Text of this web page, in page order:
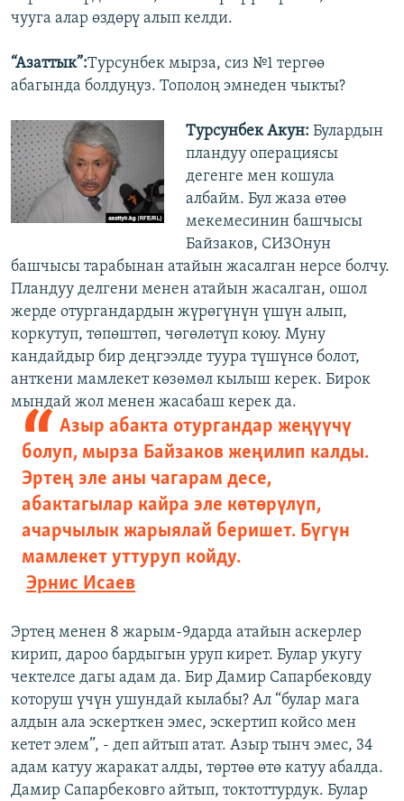
чууга алар өздөрү алып келди.
“Азаттык”:Турсунбек мырза, сиз №1 тергөө
абагында болдуңуз. Тополоң эмнеден чыкты?
Турсунбек Акун: Булардын
пландуу операциясы
дегенге мен кошула
албайм. Бул жаза өтөө
мекемесинин башчысы
Байзаков, СИЗОнун
башчысы тарабынан атайын жасалган нерсе болчу.
Пландуу делгени менен атайын жасалган, ошол
жерде отургандардын жүрөгүнүн үшүн алып,
коркутуп, төпөштөп, чөгөлөтүп коюу. Муну
кандайдыр бир деңгээлде туура түшүнсө болот,
анткени мамлекет көзөмөл кылыш керек. Бирок
мындай жол менен жасабаш керек да.
Азыр абакта отургандар жеңүүчү
болуп, мырза Байзаков жеңилип калды.
Эртең эле аны чагарам десе,
абактагылар кайра эле көтөрүлүп,
ачарчылык жарыялай беришет. Бүгүн
мамлекет уттуруп койду.
Эрнис Исаев
Эртең менен 8 жарым-9дарда атайын аскерлер
кирип, дароо бардыгын уруп кирет. Булар укугу
чектелсе дагы адам да. Бир Дамир Сапарбековду
которуш үчүн ушундай кылабы? Ал “булар мага
алдын ала эскерткен эмес, эскертип койсо мен
кетет элем”, - деп айтып атат. Азыр тынч эмес, 34
адам катуу жаракат алды, төртөө өтө катуу абалда.
Дамир Сапарбековго айтып, токтоттурдук. Булар